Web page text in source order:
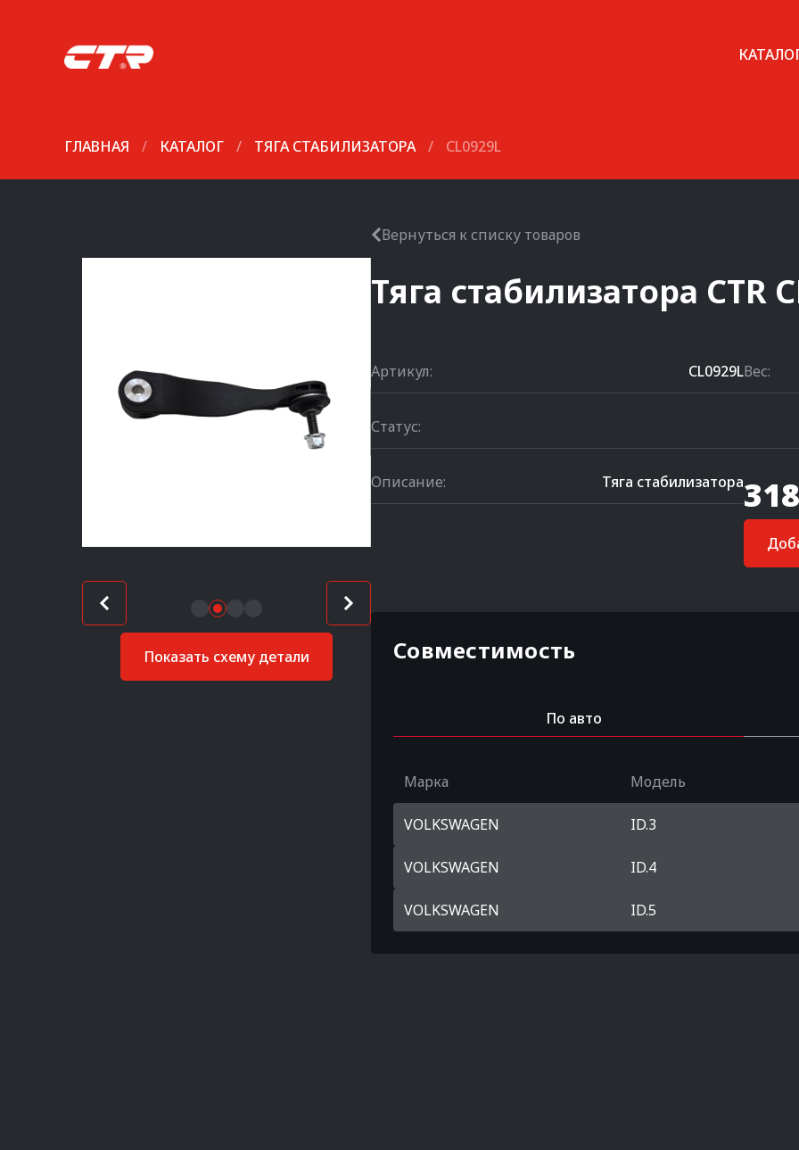
ГЛАВНАЯ / КАТАЛОГ / ТЯГА СТАБИЛИЗАТОРА / CL0929L
Показать схему детали
Вернуться к списку товаров
Тяга стабилизатора CTR
Артикул: CL0929LВес:
Статус:
Описание: Тяга стабилизатора
Совместимость
По авто
Марка Модель
VOLKSWAGEN ID.3
VOLKSWAGEN ID.4
VOLKSWAGEN ID.5